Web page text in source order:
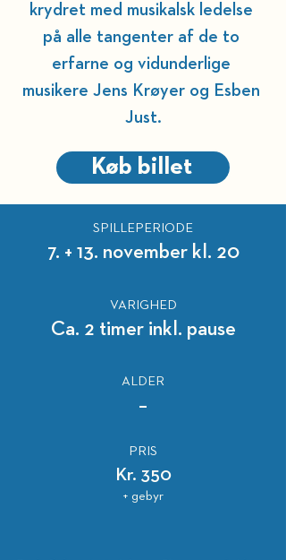
krydret med musikalsk ledelse
på alle tangenter af de to
erfarne og vidunderlige
musikere Jens Krøyer og Esben
Just.
Køb billet
SPILLEPERIODE
7. + 13. november kl. 20
VARIGHED
Ca. 2 timer inkl. pause
ALDER
–
PRIS
Kr. 350
+ gebyr